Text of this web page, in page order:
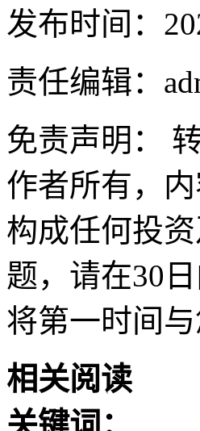
发布时间：
责任编辑：
免责声明：
作者所有，
构成任何投
题，请在30
将第一时间
相关阅读
关键词：